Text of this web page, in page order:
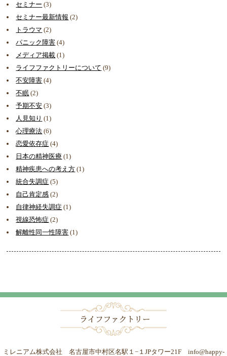
セミナー (3)
セミナー最新情報 (2)
トラウマ (2)
パニック障害 (4)
メディア掲載 (1)
ライフファクトリーについて (9)
不安障害 (4)
不眠 (2)
予期不安 (3)
人見知り (1)
心理療法 (6)
恋愛依存症 (4)
日本の精神医療 (1)
精神疾患への考え方 (1)
統合失調症 (5)
自己肯定感 (2)
自律神経失調症 (1)
視線恐怖症 (2)
解離性同一性障害 (1)
ミレニアム株式会社 名古屋市中村区名駅１−１JPタワー21F info@happy-